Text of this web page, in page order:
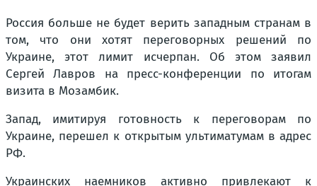
Россия больше не будет верить западным странам в
том, что они хотят переговорных решений по
Украине, этот лимит исчерпан. Об этом заявил
Сергей Лавров на пресс-конференции по итогам
визита в Мозамбик.
Запад, имитируя готовность к переговорам по
Украине, перешел к открытым ультиматумам в адрес
РФ.
Украинских наемников активно привлекают к